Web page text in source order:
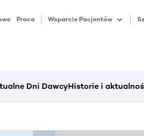
Praca Wsparcie Pacjentów
Dni DawcyHistorie i